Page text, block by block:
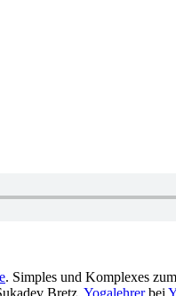
. Simples und Komplexes
Bretz, Yogalehrerbei